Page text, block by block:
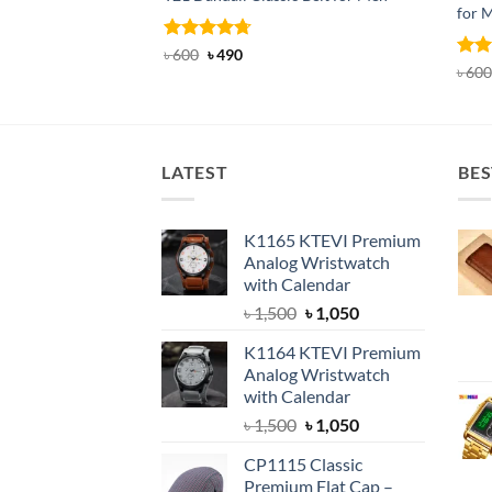
Rated4.67
৳600 Original
৳490Current
for
৳600
LATEST
K1165 KTEVI Premium
Analog Wristwatch
with Calendar
৳1,500 Original
was:
৳ 1,500.
৳1,050Current
is:
৳ 1,050.
K1164 KTEVI Premium
Analog Wristwatch
with Calendar
৳1,500 Original
was:
৳1,050Current
is:
CP1115 Classic
Premium Flat Cap –